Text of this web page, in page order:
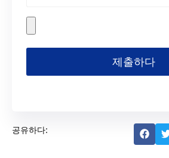
제출하다
공유하다: